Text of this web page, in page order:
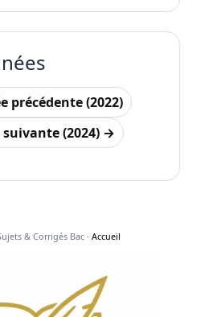
précédente (2022)
suivante (2024) →
& Corrigés Bac · Accueil